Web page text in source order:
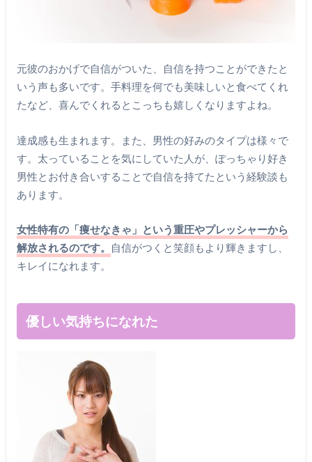
元彼のおかげで自信がついた、自信を持つことができたと
いう声も多いです。手料理を何でも美味しいと食べてくれ
たなど、喜んでくれるとこっちも嬉しくなりますよね。
達成感も生まれます。また、男性の好みのタイプは様々で
す。太っていることを気にしていた人が、ぽっちゃり好き
男性とお付き合いすることで自信を持てたという経験談も
あります。
女性特有の「痩せなきゃ」という重圧やプレッシャーから
解放されるのです。
自信がつくと笑顔もより輝きますし、
キレイになれます。
優しい気持ちになれた